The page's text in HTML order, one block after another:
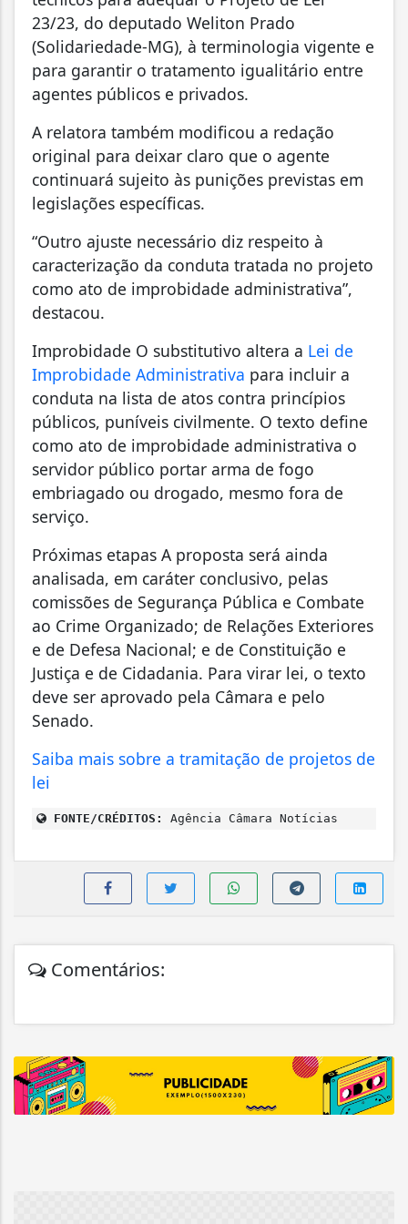
23/23, do deputado Weliton Prado
(Solidariedade-MG), à terminologia vigente e
para garantir o tratamento igualitário entre
agentes públicos e privados.
A relatora também modificou a redação
original para deixar claro que o agente
continuará sujeito às punições previstas em
legislações específicas.
“Outro ajuste necessário diz respeito à
caracterização da conduta tratada no projeto
como ato de improbidade administrativa”,
destacou.
Improbidade O substitutivo altera a Lei de
Improbidade Administrativa para incluir a
conduta na lista de atos contra princípios
públicos, puníveis civilmente. O texto define
como ato de improbidade administrativa o
servidor público portar arma de fogo
embriagado ou drogado, mesmo fora de
serviço.
Próximas etapas A proposta será ainda
analisada, em caráter conclusivo, pelas
comissões de Segurança Pública e Combate
ao Crime Organizado; de Relações Exteriores
e de Defesa Nacional; e de Constituição e
Justiça e de Cidadania. Para virar lei, o texto
deve ser aprovado pela Câmara e pelo
Senado.
Saiba mais sobre a tramitação de projetos de
lei
FONTE/CRÉDITOS: Agência Câmara Notícias
Comentários: